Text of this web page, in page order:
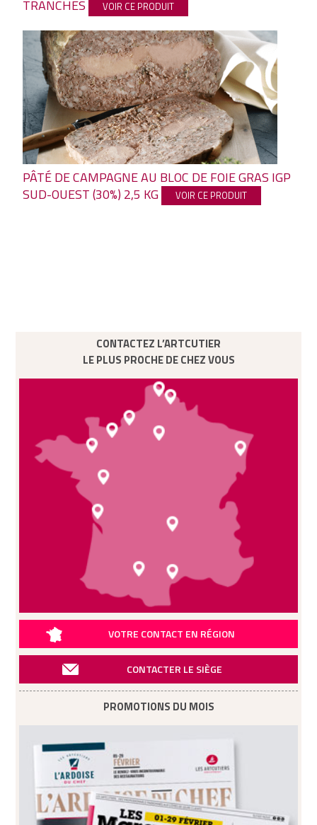
TRANCHES VOIR CE PRODUIT
PÂTÉ DE CAMPAGNE AU BLOC DE FOIE GRAS IGP
SUD-OUEST (30%) 2,5 KG
VOIR CE PRODUIT
CONTACTEZ L’ARTCUTIER
LE PLUS PROCHE DE CHEZ VOUS
VOTRE CONTACT EN RÉGION
CONTACTER LE SIÈGE
PROMOTIONS DU MOIS